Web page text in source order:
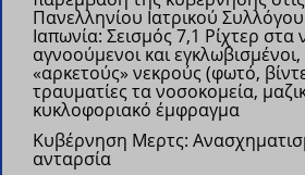
Πανελληνίου Ιατρικού Συλλόγου
Ιαπωνία: Σεισμός 7,1 Ρίχτερ στα
αγνοούμενοι και
«αρκετούς» νεκρούς (φωτό,
τραυματίες τα νοσοκομεία,
κυκλοφοριακό έμφραγμα
Kυβέρνηση Μερτς:
ανταρσία